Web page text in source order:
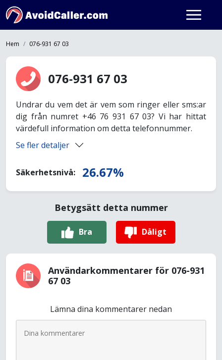
Hem 076-931 67 03
076-931 67 03
Undrar du vem det är vem som ringer eller sms:ar
dig från numret +46 76 931 67 03? Vi har hittat
värdefull information om detta telefonnummer.
Se fler detaljer
Säkerhetsnivå: 26.67%
Betygsätt detta nummer
Bra Dåligt
Användarkommentarer för 076-931
67 03
Lämna dina kommentarer nedan